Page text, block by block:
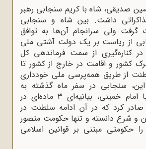
صدیقی، شاه با کریم سنجابی رهبر
داشت. بین شاه و سنجابی
گرفت ولی سرانجام آن‌ها به توافق
از ریاست بر یک دولت آشتی ملی
کناره‌گیری از سمت فرماندهی کل
کشور و اقامت در خارج از کشور تا
از طریق همه‌پرسی ملی خودداری
این، سنجابی در سفر ماه گذشته به
پاریس و دیدار با امام خمینی، بیانیه‌ای 3 ماده‌ای در
صادر کرد که در آن ادامه سلطنت در
و شرع دانسته و تنها حکومت متصور
را حکومتی مبتنی بر قوانین اسلامی